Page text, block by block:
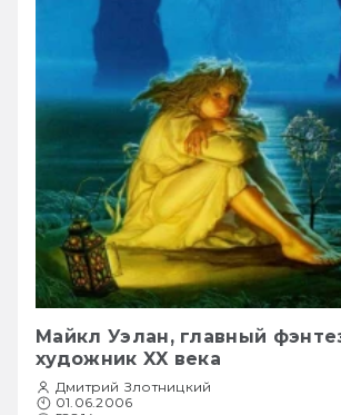
Майкл Уэлан, главный
художник XX века
Дмитрий Злотницкий
01.06.2006